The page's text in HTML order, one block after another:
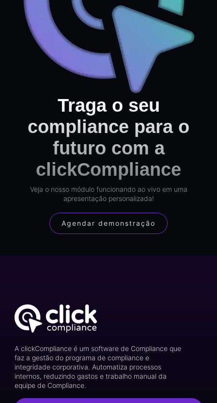
Traga o seu
compliance para o
futuro com a
clickCompliance
Veja o nosso módulo funcionando ao vivo em uma
apresentação personalizada!
Agendar demonstração
A clickCompliance é um software de Compliance que
faz a gestão do programa de compliance e
integridade corporativa. Automatiza processos
internos, reduzindo gastos e trabalho manual da
equipe de Compliance.